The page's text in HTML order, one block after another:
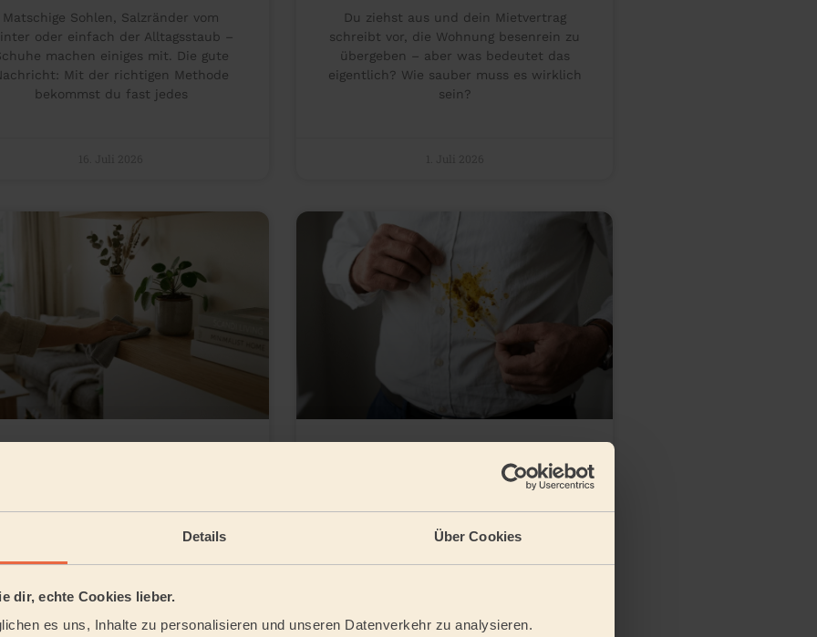
Details Über Cookies
dir, echte Cookies lieber.
es uns, Inhalte zu personalisieren und unseren Datenverkehr zu analysieren.
Matschige Sohlen, Salzränder vom
oder einfach der Alltagsstaub –
machen einiges mit. Die gute
Mit der richtigen Methode
bekommst du fast jedes
Du ziehst aus und dein Mietvertrag
schreibt vor, die Wohnung besenrein zu
übergeben – aber was bedeutet das
eigentlich? Wie sauber muss es wirklich
sein?
Technik
Lesezeit:5 Minuten
Kaum ist die Wohnung sauber, liegt
wieder eine feine Schicht auf
Curryflecken entfernen: So
rettest du Kleidung vor
dem gelben Desaster
Lesezeit:7 Minuten
Klecks Kurkuma beim Kochen – und